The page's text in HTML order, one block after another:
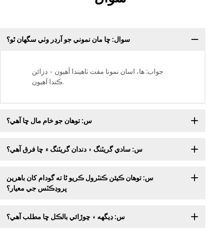
سوال: ڇا مان نموني جو آرڊر وٺي سگهان ٿو؟
جواب: ها، اسان نمونا مفت ٺاهيندا آهيون ۽ ڊزائن
ڪندا آهيون.
س: توهان جو خام مال ڇا آهي؟
س: سادي گريٽنگ ۽ دندان گريٽنگ ۾ ڇا فرق آهي؟
س: توهان ڪيئن ڪنٽرول ڪريو ٿا ته گودام کان باهرين
پروڊڪٽس جي معيار؟
س: ڊيگهه ۽ چوڙائي بالڪل ڇا مطلب آهي؟